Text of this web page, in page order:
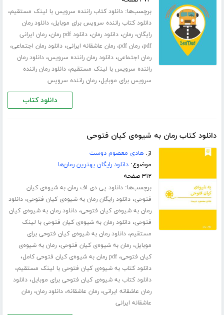
برچسب‌ها:دانلود کتاب راننده سرویس با لینک مستقیم،
دانلود کتاب راننده سرویس برای موبایل،دانلود رمان
رایگان،رمان،دانلود رمان،دانلود pdf رمان ،رمان ایرانی
pdf،رمان pdf ،رمان عاشقانه ایرانی،دانلود رمان اجتماعی،
رمان اجتماعی،دانلود رمان راننده سرویس،دانلود رمان
راننده سرویس با لینک مستقیم،دانلود رمان راننده
سرویس برای موبایل،رمان راننده سرویس
دانلود کتاب
دانلود کتاب رمان به شیوه‌ی کیان فتوحی
از:هادی معصوم دوست
موضوع:دانلود رایگان بهترین رمان‌ها
۳۱۲ صفحه
برچسب‌ها:دانلود پی دی اف رمان به شیوه‌ی کیان
فتوحی،دانلود رایگان رمان به شیوه‌ی کیان فتوحی،دانلود
رمان به شیوه‌ی کیان فتوحی،دانلود رمان به شیوه‌ی کیان
فتوحی،دانلود رمان به شیوه‌ی کیان فتوحی با لینک
مستقیم،دانلود رمان به شیوه‌ی کیان فتوحی برای
موبایل،رمان به شیوه‌ی کیان فتوحی،رمان به شیوه‌ی
کیان فتوحی،pdf رمان به شیوه‌ی کیان فتوحی کامل ،
دانلود کتاب به شیوه‌ی کیان فتوحی با لینک مستقیم،
دانلود کتاب به شیوه‌ی کیان فتوحی برای موبایل،دانلود
رمان عاشقانه ایرانی،رمان عاشقانه،دانلود رمان،رمان
عاشقانه ایرانی